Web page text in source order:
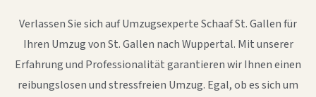
Verlassen Sie sich auf Umzugsexperte Schaaf St. Gallen für
Ihren Umzug von St. Gallen nach Wuppertal. Mit unserer
Erfahrung und Professionalität garantieren wir Ihnen einen
reibungslosen und stressfreien Umzug. Egal, ob es sich um